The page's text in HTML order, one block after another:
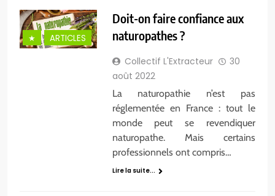
★ ARTICLES
Doit-on faire confiance aux
naturopathes ?
Collectif L'Extracteur
30
août 2022
La naturopathie n’est pas
réglementée en France : tout le
monde peut se revendiquer
naturopathe. Mais certains
professionnels ont compris…
Lire la suite...